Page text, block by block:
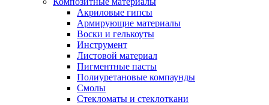
Акриловые гипсы
Армирующие материалы
Воски и гелькоуты
Инструмент
Листовой материал
Пигментные пасты
Полиуретановые компаунды
Смолы
Стекломаты и стеклоткани